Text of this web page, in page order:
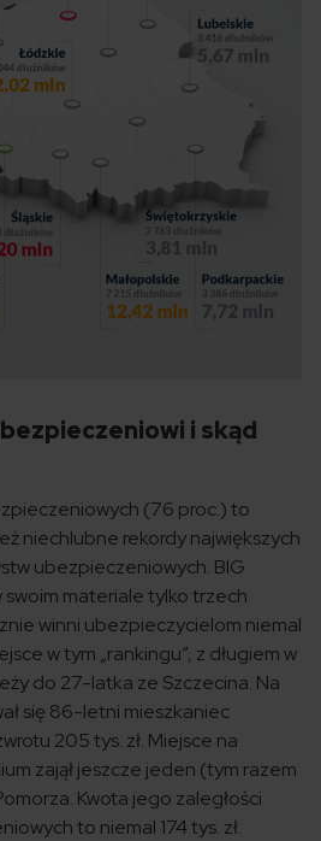
i skąd
(76 proc.) to
niechlubne rekordy największych
ubezpieczeniowych. BIG
materiale tylko trzech
winni ubezpieczycielom niemal
w tym „rankingu”, z długiem w
do 27-latka ze Szczecina. Na
się 86-letni mieszkaniec
205 tys. zł. Miejsce na
zajął jeszcze jeden (tym razem
Kwota jego zaległości
to niemal 174 tys. zł.